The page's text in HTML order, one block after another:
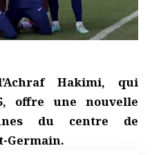
Achraf Hakimi, qui
, offre une nouvelle
du centre de
Germain.